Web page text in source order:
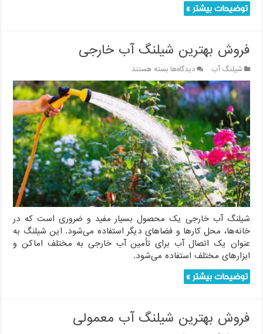
توضیحات بیشتر »
فروش بهترین شیلنگ آب خارجی
شیلنگ آب دیدگاه‌هابرای
فروش
بهترین
شیلنگ
آب
خارجی
بسته هستند
شیلنگ آب خارجی یک محصول بسیار مفید و ضروری است که در
خانه‌ها، محل کارها و فضاهای دیگر استفاده می‌شود. این شیلنگ به
عنوان یک اتصال آب برای تأمین آب خارجی به مختلف اماکن و
ابزارهای مختلف استفاده می‌شود.
توضیحات بیشتر »
فروش بهترین شیلنگ آب معمولی